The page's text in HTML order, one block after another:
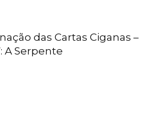
das Cartas Ciganas –
A Serpente